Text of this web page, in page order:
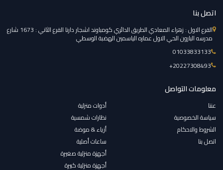
اتصل بنا
الفرع الاول : زهراء المعادي الطريق الدائري كومباوند اشجار دارنا الفرع الثاني : 1673 شارع
مدرسه البارون الحي الاول عماره الياسمين الهضبة الوسطي
01033833133
‎+20227308493
معلومات التواصل
عننا
سياسة الخصوصية
الشروط والاحكام
اتصل بنا
أدوات منزلية
نظارات شمسية
أزياء & موضة
ساعات أصلية
أجهزة منزلية صغيرة
أجهزة منزلية كبيرة